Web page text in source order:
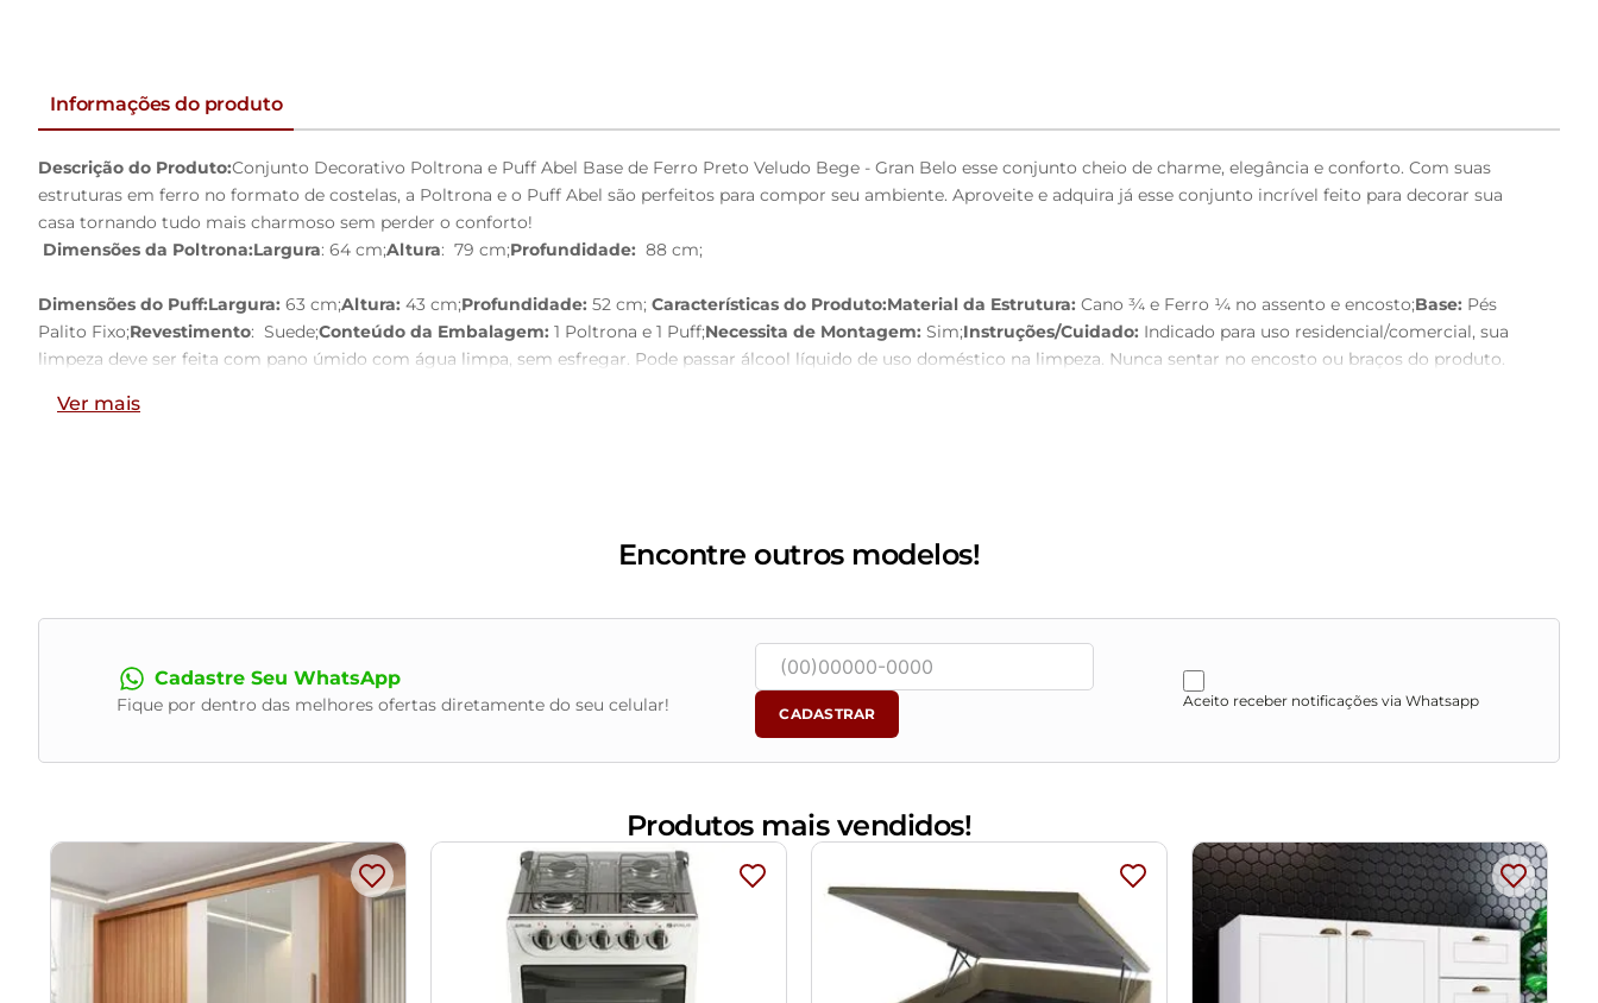
Informações do produto
Descrição do Produto:Conjunto Decorativo Poltrona e Puff Abel Base de Ferro Preto Veludo Bege - Gran Belo esse conjunto cheio de charme, elegância e conforto. Com suas
estruturas em ferro no formato de costelas, a Poltrona e o Puff Abel são perfeitos para compor seu ambiente. Aproveite e adquira já esse conjunto incrível feito para decorar sua
casa tornando tudo mais charmoso sem perder o conforto!
Dimensões da Poltrona:Largura: 64 cm;Altura: 79 cm;Profundidade: 88 cm;
Dimensões do Puff:Largura: 63 cm;Altura: 43 cm;Profundidade: 52 cm; Características do Produto:Material da Estrutura: Cano ¾ e Ferro ¼ no assento e encosto;Base: Pés
Palito Fixo;Revestimento: Suede;Conteúdo da Embalagem: 1 Poltrona e 1 Puff;Necessita de Montagem: Sim;Instruções/Cuidado: Indicado para uso residencial/comercial, sua
limpeza deve ser feita com pano úmido com água limpa, sem esfregar. Pode passar álcool líquido de uso doméstico na limpeza. Nunca sentar no encosto ou braços do produto.
imagem e o produto, por conta do tratamento de imagens e a calibração de cores da sua tela.- Todos os nossos produtos são enviados devidamente embalados e com total
momento da compra e certifique-se de que passará normalmente por elevadores, portas, escadas e/ou corredores, evitando assim futuros desagrados ou imprevistos com a
Ver mais
Encontre outros modelos!
Cadastre Seu WhatsApp
Fique por dentro das melhores ofertas diretamente do seu celular! CADASTRAR
Aceito receber notificações via Whatsapp
Produtos mais vendidos!